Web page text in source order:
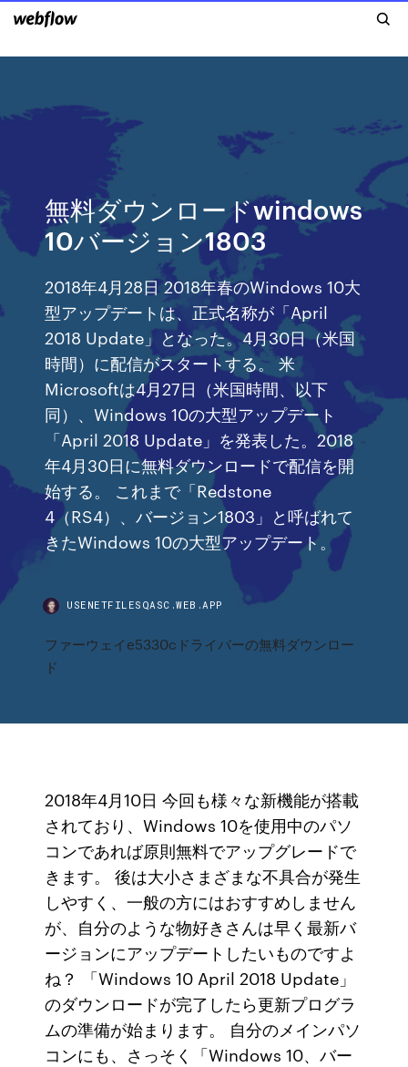
無料ダウンロードwindows
10バージョン1803
2018年4月28日 2018年春のWindows 10大
型アップデートは、正式名称が「April
2018 Update」となった。4月30日（米国
時間）に配信がスタートする。 米
Microsoftは4月27日（米国時間、以下
同）、Windows 10の大型アップデート
「April 2018 Update」を発表した。2018
年4月30日に無料ダウンロードで配信を開
始する。 これまで「Redstone
4（RS4）、バージョン1803」と呼ばれて
きたWindows 10の大型アップデート。
USENETFILESQASC.WEB.APP
ファーウェイe5330cドライバーの無料ダウンロー
ド
2018年4月10日 今回も様々な新機能が搭載
されており、Windows 10を使用中のパソ
コンであれば原則無料でアップグレードで
きます。 後は大小さまざまな不具合が発生
しやすく、一般の方にはおすすめしません
が、自分のような物好きさんは早く最新バ
ージョンにアップデートしたいものですよ
ね？ 「Windows 10 April 2018 Update」
のダウンロードが完了したら更新プログラ
ムの準備が始まります。 自分のメインパソ
コンにも、さっそく「Windows 10、バー